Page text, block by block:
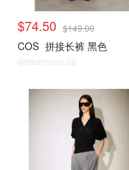
$74.50 $149.00
COS 拼接长裤 黑色
@dealmoon.ca